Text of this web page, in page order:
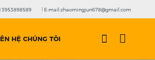
E-mail:zhaomingjun678@gmail.com
HỆ CHÚNG TÔI